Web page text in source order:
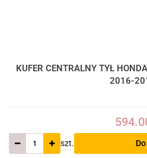
KUFER CENTRALNY TYŁ
2016-
szt.